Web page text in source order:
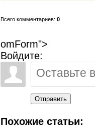
Всего комментариев: 0
omForm">
Войдите:
Отправить
Похожие статьи: